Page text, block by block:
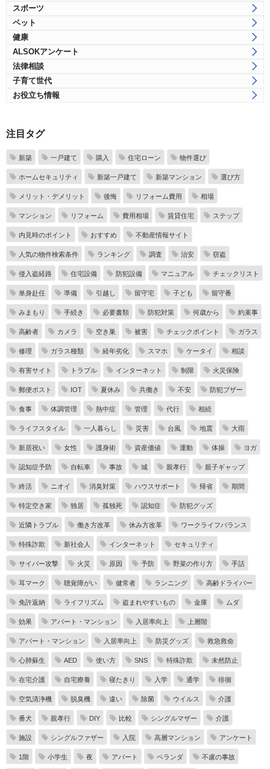
スポーツ
ペット
健康
ALSOKアンケート
法律相談
子育て世代
お役立ち情報
注目タグ
新築 一戸建て 購入 住宅ローン 物件選び
ホームセキュリティ 新築一戸建て 新築マンション 選び方
メリット・デメリット 後悔 リフォーム費用 相場
マンション リフォーム 費用相場 賃貸住宅 ステップ
内見時のポイント おすすめ 不動産情報サイト
人気の物件検索条件 ランキング 調査 治安 窃盗
侵入盗経路 住宅設備 防犯設備 マニュアル チェックリスト
単身赴任 準備 引越し 留守宅 子ども 留守番
みまもり 手続き 必要書類 防犯対策 何歳から 約束事
高齢者 カメラ 空き巣 被害 チェックポイント ガラス
修理 ガラス種類 経年劣化 スマホ ケータイ 相談
有害サイト トラブル インターネット 制限 火災保険
郵便ポスト IOT 夏休み 共働き 不安 防犯ブザー
食事 体調管理 熱中症 管理 代行 相続
ライフスタイル 一人暮らし 災害 台風 地震 大雨
新居祝い 女性 護身術 資産価値 運動 体操 ヨガ
認知症予防 自転車 事故 城 親孝行 親子ギャップ
終活 ニオイ 消臭対策 ハウスサポート 帰省 期間
特定空き家 独居 孤独死 認知症 防犯グッズ
近隣トラブル 働き方改革 休み方改革 ワークライフバランス
特殊詐欺 新社会人 インターネット セキュリティ
サイバー攻撃 火災 原因 予防 野菜の作り方 手話
耳マーク 聴覚障がい 健常者 ランニング 高齢ドライバー
免許返納 ライフリズム 盗まれやすいもの 金庫 ムダ
効果 アパート・マンション 入居率向上 上層階
アパート・マンション 入居率向上 防災グッズ 救急救命
心肺蘇生 AED 使い方 SNS 特殊詐欺 未然防止
在宅介護 自宅療養 寝たきり 入学 通学 徘徊
空気清浄機 脱臭機 違い 除菌 ウイルス 介護
番犬 親孝行 DIY 比較 シングルマザー 介護
施設 シングルファザー 入院 高層マンション アンケート
1階 小学生 夜 アパート ベランダ 不慮の事故